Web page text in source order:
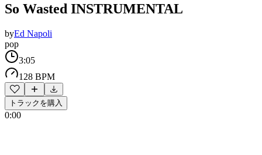
So Wasted INSTRUMENTAL
byEd Napoli
pop
3:05
128 BPM
トラックを購入
0:00